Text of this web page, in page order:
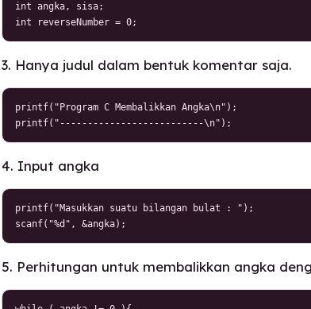
int angka, sisa;
int reverseNumber = 0;
3. Hanya judul dalam bentuk komentar saja.
printf("Program C Membalikkan Angka\n");
printf("--------------------------\n");
4. Input angka
printf("Masukkan suatu bilangan bulat : ");
scanf("%d", &angka);
5. Perhitungan untuk membalikkan angka